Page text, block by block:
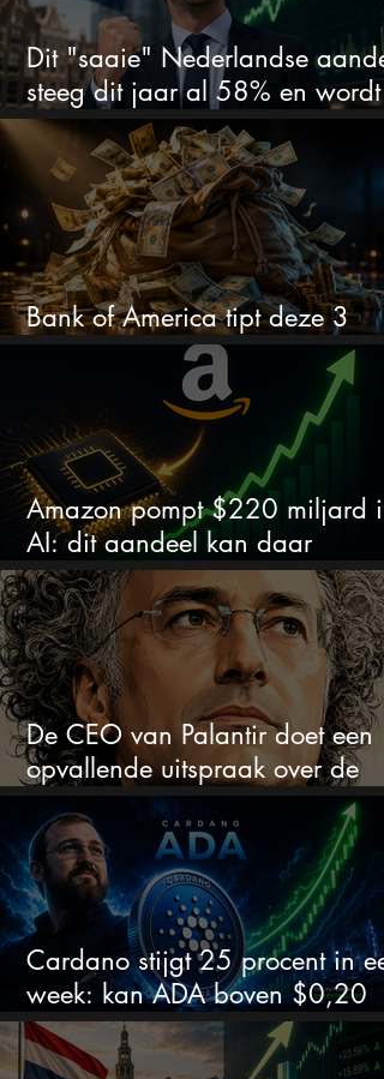
Dit "saaie" Nederlandse
steeg dit jaar al 58% en wordt
volgens analisten onderschat
Bank of America tipt deze 3
chipaandelen
Amazon pompt $220 miljard in
AI: dit aandeel kan daar
explosief van profiteren
De CEO van Palantir doet een
opvallende uitspraak over de
beurs
Cardano stijgt 25 procent in
week: kan ADA boven $0,20
blijven?